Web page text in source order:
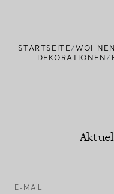
STARTSEITE
DEKORATIONEN
E-MAIL